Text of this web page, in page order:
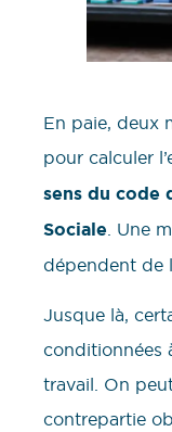
En paie, deux
pour calculer
sens du code
Sociale . Une
dépendent de
Jusque là,
conditionnées
travail. On
contrepartie